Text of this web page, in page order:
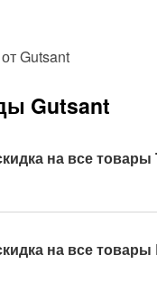
Gutsant
Gutsant
на все товары
на все товары